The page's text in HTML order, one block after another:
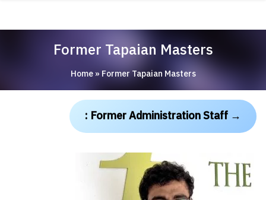
RESEARCH
Apply Now!
Former Tapaian Masters
Home» Former Tapaian Masters
: Former Administration Staff →